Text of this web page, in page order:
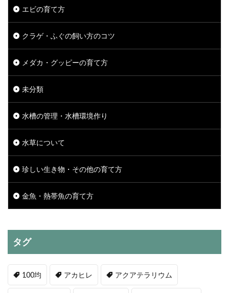
エビの育て方
クラゲ・ふぐの飼い方のコツ
メダカ・グッピーの育て方
未分類
水槽の管理・水槽環境作り
水草について
珍しい生き物・その他の育て方
金魚・熱帯魚の育て方
タグ
100均 アカヒレ アクアテラリウム